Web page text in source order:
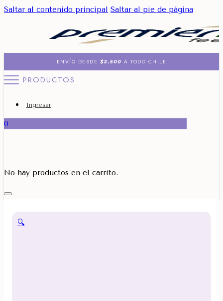
Saltar al contenido principal Saltar al pie de página
ENVÍO DESDE $3.500 A TODO CHILE
PRODUCTOS
Ingresar
0
No hay productos en el carrito.
🔍